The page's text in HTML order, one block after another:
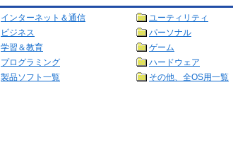
インターネット＆通信
ユーティリティ
ビジネス
パーソナル
学習＆教育
ゲーム
プログラミング
ハードウェア
製品ソフト一覧 その他、全OS用一覧